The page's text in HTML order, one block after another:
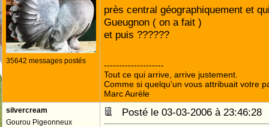
35642 messages postés
près central géographiquement et
Gueugnon ( on a fait )
et puis ??????
--------------------
Tout ce qui arrive, arrive justement.
Comme si quelqu'un vous attribuait votre
Marc Aurèle
silvercream
Gourou Pigeonneux
Posté le 03-03-2006 à